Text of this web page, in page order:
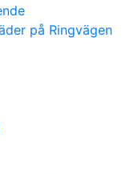
på Ringvägen